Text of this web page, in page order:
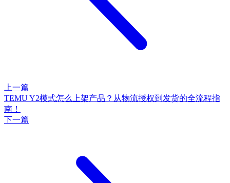
上一篇
TEMU Y2模式怎么上架产品？从物流授权到发货的全流程指
南！
下一篇